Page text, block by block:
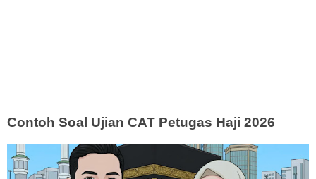
Contoh Soal Ujian CAT Petugas Haji 2026